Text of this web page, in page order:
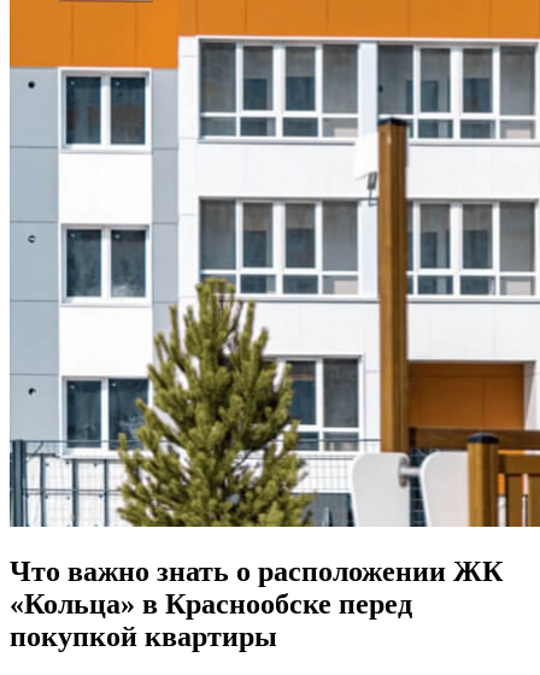
Что важно знать о расположении ЖК
«Кольца» в Краснообске перед
покупкой квартиры